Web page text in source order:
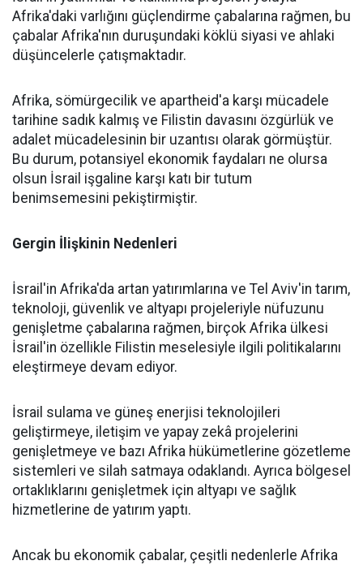
Afrika'daki varlığını güçlendirme çabalarına rağmen, bu
çabalar Afrika'nın duruşundaki köklü siyasi ve ahlaki
düşüncelerle çatışmaktadır.
Afrika, sömürgecilik ve apartheid'a karşı mücadele
tarihine sadık kalmış ve Filistin davasını özgürlük ve
adalet mücadelesinin bir uzantısı olarak görmüştür.
Bu durum, potansiyel ekonomik faydaları ne olursa
olsun İsrail işgaline karşı katı bir tutum
benimsemesini pekiştirmiştir.
Gergin İlişkinin Nedenleri
İsrail'in Afrika'da artan yatırımlarına ve Tel Aviv'in tarım,
teknoloji, güvenlik ve altyapı projeleriyle nüfuzunu
genişletme çabalarına rağmen, birçok Afrika ülkesi
İsrail'in özellikle Filistin meselesiyle ilgili politikalarını
eleştirmeye devam ediyor.
İsrail sulama ve güneş enerjisi teknolojileri
geliştirmeye, iletişim ve yapay zekâ projelerini
genişletmeye ve bazı Afrika hükümetlerine gözetleme
sistemleri ve silah satmaya odaklandı. Ayrıca bölgesel
ortaklıklarını genişletmek için altyapı ve sağlık
hizmetlerine de yatırım yaptı.
Ancak bu ekonomik çabalar, çeşitli nedenlerle Afrika